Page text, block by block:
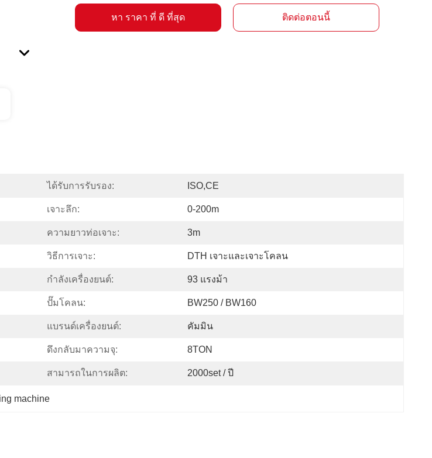
หา ราคา ที่ ดี ที่สุด ติดต่อตอนนี้
ได้รับการรับรอง: ISO,CE
เจาะลึก: 0-200m
ความยาวท่อเจาะ: 3m
วิธีการเจาะ: DTH เจาะและเจาะโคลน
กำลังเครื่องยนต์: 93 แรงม้า
ปั๊มโคลน: BW250 / BW160
แบรนด์เครื่องยนต์: คัมมิน
ดึงกลับมาความจุ: 8TON
สามารถในการผลิต: 2000set / ปี
machine